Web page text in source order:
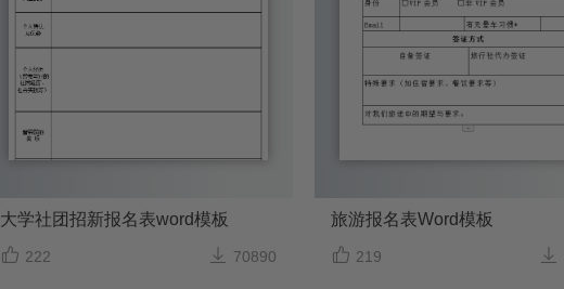
大学社团招新报名表word模板
 222  70890
旅游报名表Word模板
 219 